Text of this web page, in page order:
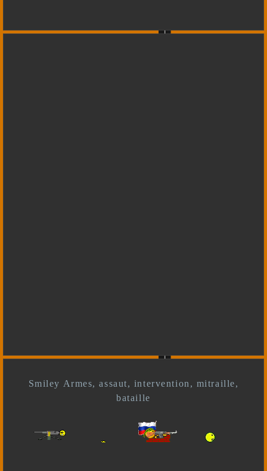
Smiley Armes, assaut, intervention, mitraille,
bataille